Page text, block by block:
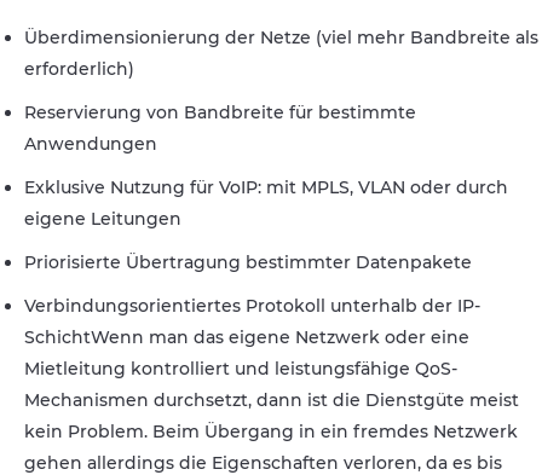
Überdimensionierung der Netze (viel mehr Bandbreite als
erforderlich)
Reservierung von Bandbreite für bestimmte
Anwendungen
Exklusive Nutzung für VoIP: mit MPLS, VLAN oder durch
eigene Leitungen
Priorisierte Übertragung bestimmter Datenpakete
Verbindungsorientiertes Protokoll unterhalb der IP-
SchichtWenn man das eigene Netzwerk oder eine
Mietleitung kontrolliert und leistungsfähige QoS-
Mechanismen durchsetzt, dann ist die Dienstgüte meist
kein Problem. Beim Übergang in ein fremdes Netzwerk
gehen allerdings die Eigenschaften verloren, da es bis